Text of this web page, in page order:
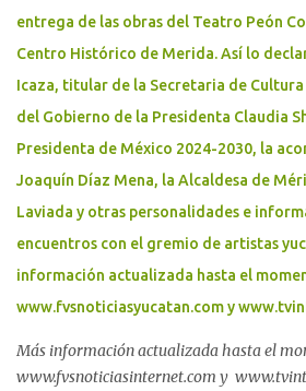
entrega de las obras del Teatro Peón
Centro Histórico de Merida. Así lo
Icaza, titular de la Secretaria de
del Gobierno de la Presidenta Claudia
Presidenta de México 2024-2030, la
Joaquín Díaz Mena, la Alcaldesa de
Laviada y otras personalidades e
encuentros con el gremio de artistas
información actualizada hasta el
www.fvsnoticiasyucatan.com y
Más información actualizada hasta el
www.fvsnoticiasinternet.com y